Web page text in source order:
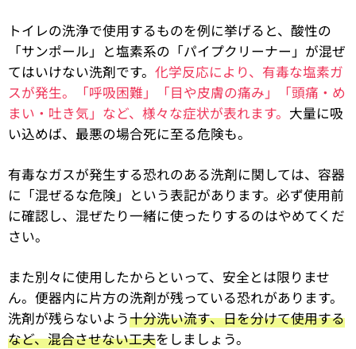
トイレの洗浄で使用するものを例に挙げると、酸性の
「サンポール」と塩素系の「パイプクリーナー」が混ぜ
てはいけない洗剤です。 化学反応により、有毒な塩素ガ
スが発生。「呼吸困難」「目や皮膚の痛み」「頭痛・め
まい・吐き気」など、様々な症状が表れます。 大量に吸
い込めば、最悪の場合死に至る危険も。
有毒なガスが発生する恐れのある洗剤に関しては、容器
に「混ぜるな危険」という表記があります。必ず使用前
に確認し、混ぜたり一緒に使ったりするのはやめてくだ
さい。
また別々に使用したからといって、安全とは限りませ
ん。便器内に片方の洗剤が残っている恐れがあります。
洗剤が残らないよう十分洗い流す、日を分けて使用する
など、混合させない工夫をしましょう。